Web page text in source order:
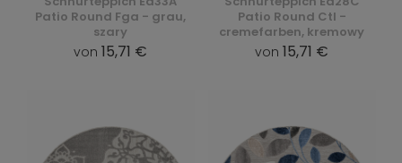
Patio Round Fga - grau,
szary
von 15,71 €
Patio Round Ctl -
cremefarben, kremowy
von 15,71 €